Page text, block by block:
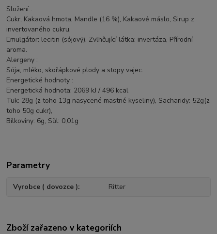
Složení :
Cukr, Kakaová hmota, Mandle (16 %), Kakaové máslo, Sirup z
invertovaného cukru,
Emulgátor: lecitin (sójový), Zvlhčující látka: invertáza, Přírodní
aroma.
Alergeny :
Sója, mléko, skořápkové plody a stopy vajec.
Energetické hodnoty :
Energetická hodnota: 2069 kJ / 496 kcal
Tuk: 28g (z toho 13g nasycené mastné kyseliny), Sacharidy: 52g(z
toho 50g cukr),
Bílkoviny: 6g, Sůl: 0,01g
Parametry
Vyrobce ( dovozce ) Ritter
Zboží zařazeno v kategoriích